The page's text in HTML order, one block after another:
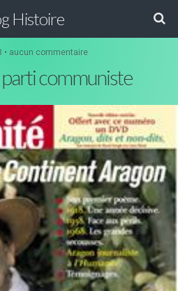
Histoire
• aucun commentaire
communiste